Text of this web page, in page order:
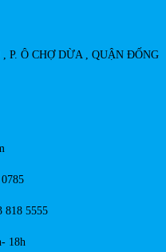
P. Ô CHỢ DỪA , QUẬN ĐỐNG
5555
18h